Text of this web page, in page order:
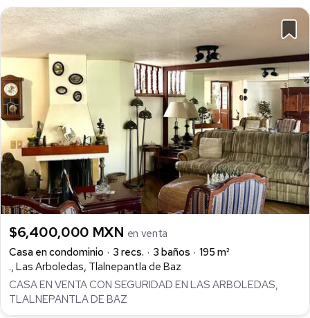
$6,400,000 MXN en venta
Casa en condominio
3 recs. 3 baños
195 m²
., Las Arboledas, Tlalnepantla de Baz
CASA EN VENTA CON SEGURIDAD EN LAS ARBOLEDAS,
TLALNEPANTLA DE BAZ